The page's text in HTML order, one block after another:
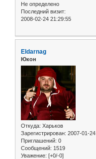
Не определено
Последний визит:
2008-02-24 21:29:55
Eldarnag
Юкон
Откуда: Харьков
Зарегистрирован: 2007-01-24
Приглашений: 0
Сообщений: 1519
Уважение: [+0/-0]